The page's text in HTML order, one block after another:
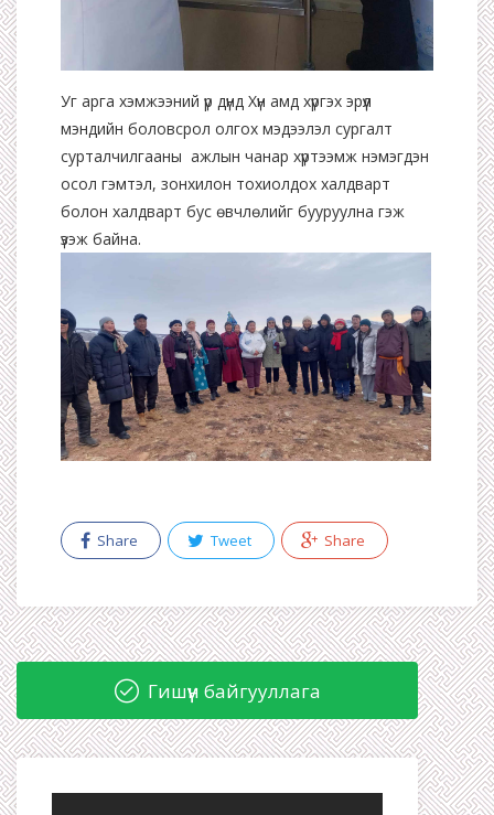
Уг арга хэмжээний үр дүнд Хүн амд хүргэх эрүүл
мэндийн боловсрол олгох мэдээлэл сургалт
сурталчилгааны ажлын чанар хүртээмж нэмэгдэн
осол гэмтэл, зонхилон тохиолдох халдварт
болон халдварт бус өвчлөлийг бууруулна гэж
үзэж байна.
Share Tweet Share
Гишүүн байгууллага